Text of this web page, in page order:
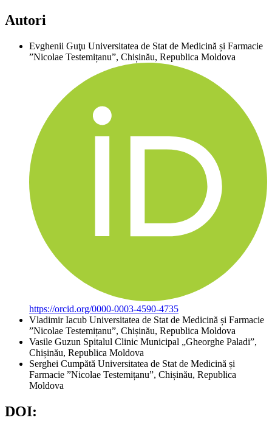
Autori
Evghenii Guţu Universitatea de Stat de Medicină și Farmacie
”Nicolae Testemițanu”, Chișinău, Republica Moldova
https://orcid.org/0000-0003-4590-4735
Vladimir Iacub Universitatea de Stat de Medicină și Farmacie
”Nicolae Testemițanu”, Chișinău, Republica Moldova
Vasile Guzun Spitalul Clinic Municipal „Gheorghe Paladi”,
Chișinău, Republica Moldova
Serghei Cumpătă Universitatea de Stat de Medicină și
Farmacie ”Nicolae Testemițanu”, Chișinău, Republica
Moldova
DOI: